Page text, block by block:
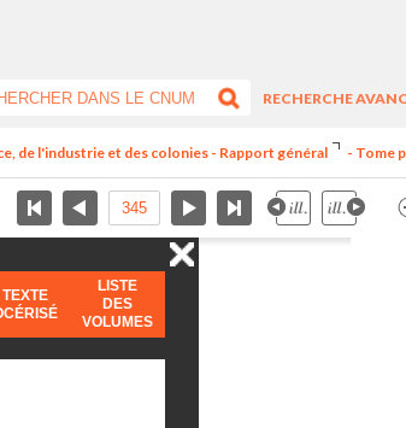
RECHERCHE
de l'industrie et des colonies - Rapport général - Tome
TEXTE
LISTE
DES
VOLUMES